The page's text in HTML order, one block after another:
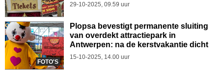
29-10-2025, 09.59 uur
FOTO'S
Plopsa bevestigt permanente sluiting
van overdekt attractiepark in
Antwerpen: na de kerstvakantie dicht
15-10-2025, 14.00 uur